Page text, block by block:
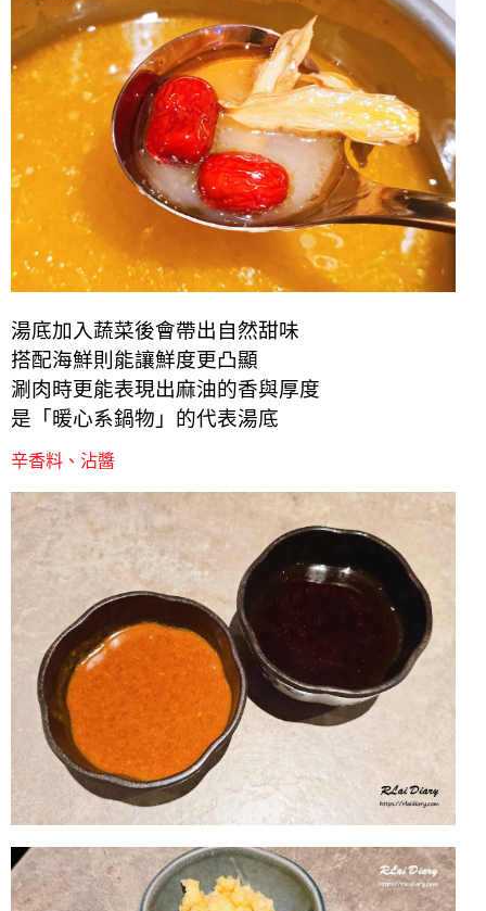
湯底加入蔬菜後會帶出自然甜味
搭配海鮮則能讓鮮度更凸顯
涮肉時更能表現出麻油的香與厚度
是「暖心系鍋物」的代表湯底
辛香料、沾醬